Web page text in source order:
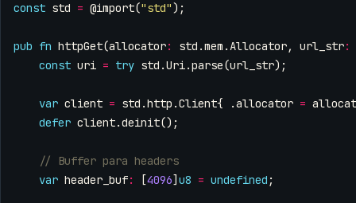
const std = @import("std");
pub fn httpGet(allocator: std .mem .Allocator, url_str:
const uri = try std .Uri.parse(url_str);
var client = std .http .Client{ .allocator =
defer client.deinit();
var header_buf: [4096] u8 = undefined ;